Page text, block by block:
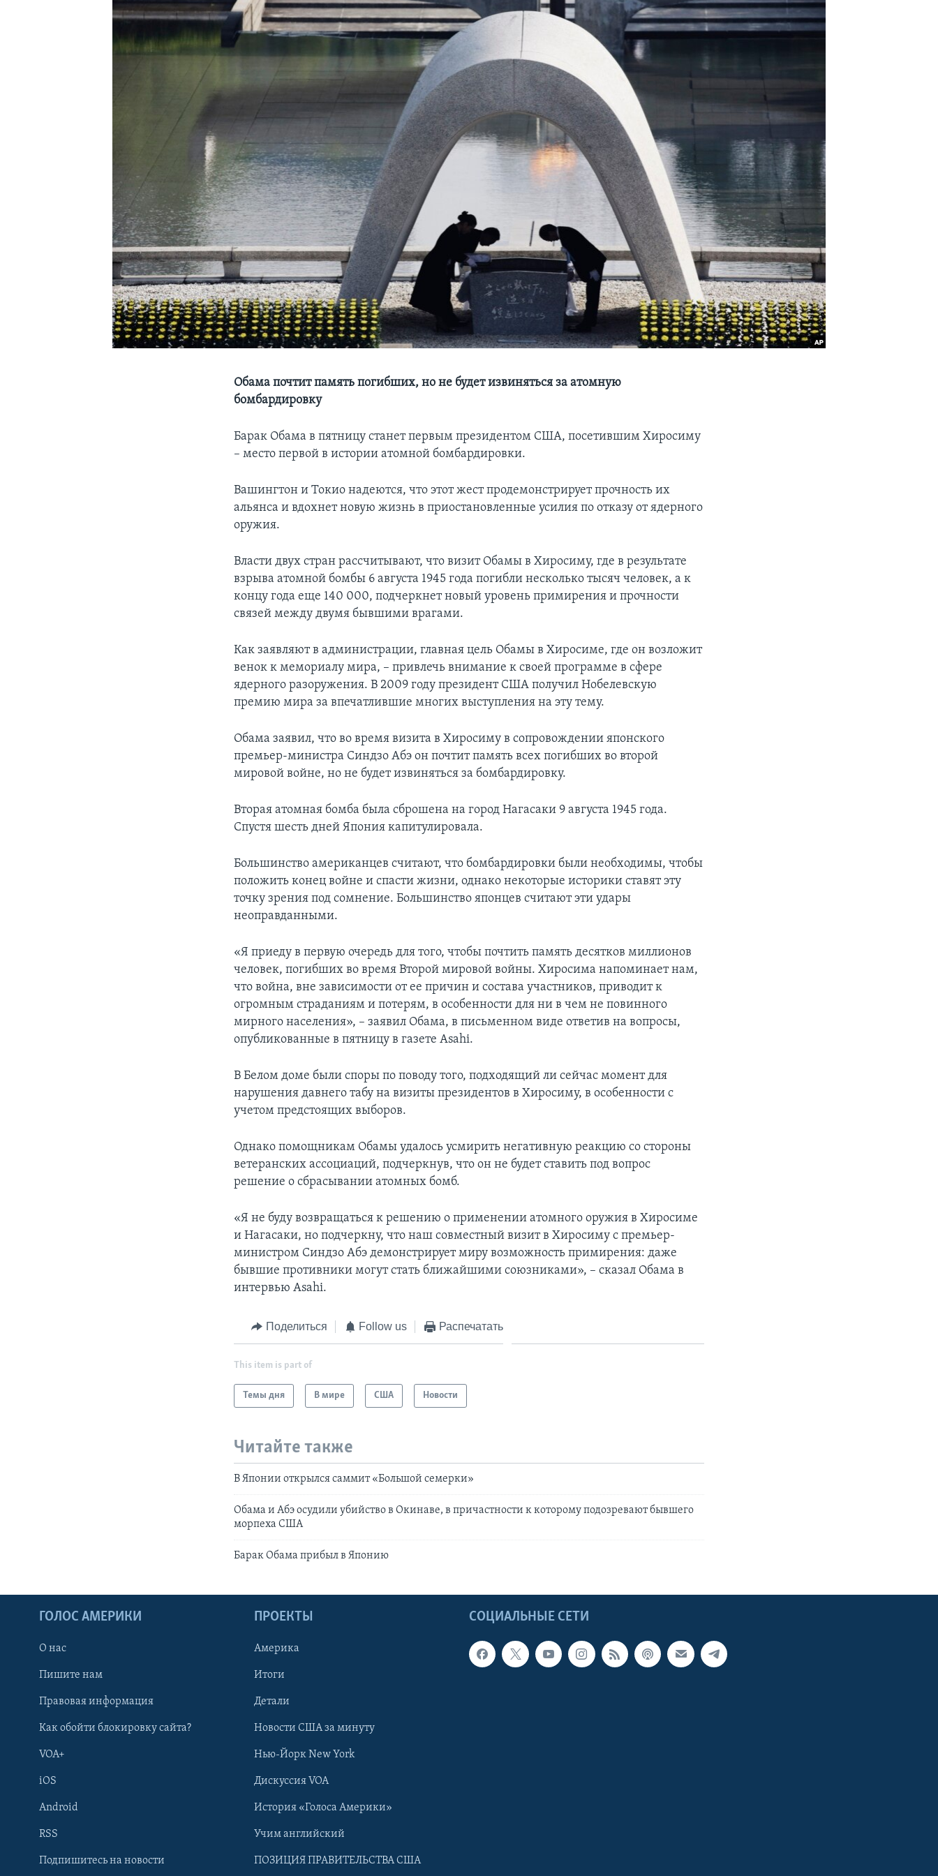
Learning English
Обама почтит память погибших, но не будет извиняться за атомную
бомбардировку
Барак Обама в пятницу станет первым президентом США, посетившим Хиросиму
– место первой в истории атомной бомбардировки.
Вашингтон и Токио надеются, что этот жест продемонстрирует прочность их
альянса и вдохнет новую жизнь в приостановленные усилия по отказу от ядерного
оружия.
Власти двух стран рассчитывают, что визит Обамы в Хиросиму, где в результате
взрыва атомной бомбы 6 августа 1945 года погибли несколько тысяч человек, а к
концу года еще 140 000, подчеркнет новый уровень примирения и прочности
связей между двумя бывшими врагами.
Как заявляют в администрации, главная цель Обамы в Хиросиме, где он возложит
венок к мемориалу мира, – привлечь внимание к своей программе в сфере
ядерного разоружения. В 2009 году президент США получил Нобелевскую
премию мира за впечатлившие многих выступления на эту тему.
Обама заявил, что во время визита в Хиросиму в сопровождении японского
премьер-министра Синдзо Абэ он почтит память всех погибших во второй
мировой войне, но не будет извиняться за бомбардировку.
Вторая атомная бомба была сброшена на город Нагасаки 9 августа 1945 года.
Спустя шесть дней Япония капитулировала.
Большинство американцев считают, что бомбардировки были необходимы, чтобы
положить конец войне и спасти жизни, однако некоторые историки ставят эту
точку зрения под сомнение. Большинство японцев считают эти удары
неоправданными.
«Я приеду в первую очередь для того, чтобы почтить память десятков миллионов
человек, погибших во время Второй мировой войны. Хиросима напоминает нам,
что война, вне зависимости от ее причин и состава участников, приводит к
огромным страданиям и потерям, в особенности для ни в чем не повинного
мирного населения», – заявил Обама, в письменном виде ответив на вопросы,
опубликованные в пятницу в газете Asahi.
В Белом доме были споры по поводу того, подходящий ли сейчас момент для
нарушения давнего табу на визиты президентов в Хиросиму, в особенности с
учетом предстоящих выборов.
Однако помощникам Обамы удалось усмирить негативную реакцию со стороны
ветеранских ассоциаций, подчеркнув, что он не будет ставить под вопрос
решение о сбрасывании атомных бомб.
«Я не буду возвращаться к решению о применении атомного оружия в Хиросиме
и Нагасаки, но подчеркну, что наш совместный визит в Хиросиму с премьер-
министром Синдзо Абэ демонстрирует миру возможность примирения: даже
бывшие противники могут стать ближайшими союзниками», – сказал Обама в
интервью Asahi.
Поделиться Follow us Распечатать
This item is part of
Темы дня В мире США Новости
Читайте также
В Японии открылся саммит «Большой семерки»
Обама и Абэ осудили убийство в Окинаве, в причастности к которому подозревают бывшего
морпеха США
Барак Обама прибыл в Японию
СОЦИАЛЬНЫЕ СЕТИ
ГОЛОС АМЕРИКИ
О нас
Пишите нам
Правовая информация
Как обойти блокировку сайта?
VOA+
iOS
Android
RSS
Подпишитесь на новости
ПРОЕКТЫ
Америка
Итоги
Детали
Новости США за минуту
Нью-Йорк New York
Дискуссия VOA
История «Голоса Америки»
Учим английский
ПОЗИЦИЯ ПРАВИТЕЛЬСТВА США